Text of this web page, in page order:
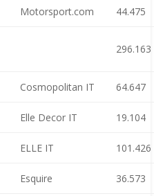
Motorsport.com 44.475
296.163
Cosmopolitan IT 64.647
Elle Decor IT 19.104
ELLE IT 101.426
Esquire 36.573